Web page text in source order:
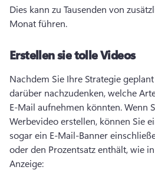
Dies kann zu Tausenden von
Monat führen.
Erstellen sie tolle Videos
Nachdem Sie Ihre Strategie
darüber nachzudenken, welche
E-Mail aufnehmen könnten. Wenn
Werbevideo erstellen, können Sie
sogar ein E-Mail-Banner
oder den Prozentsatz enthält, wie
Anzeige: